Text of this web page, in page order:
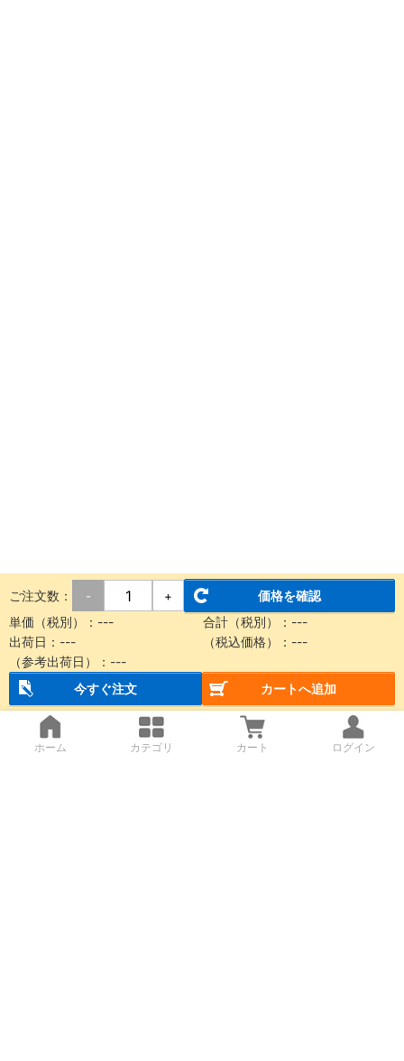
ご注文数： - +
価格を確認
単価（税別）： --- 合計（税別）： ---
出荷日： --- （税込価格）： ---
（参考出荷日）： ---
今すぐ注文
カートへ追加
ホーム カテゴリ カート ログイン